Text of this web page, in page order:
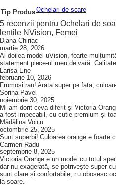
Tip ProdusOchelari de soare
5 recenzii pentru Ochelari de
lentile NVision, Femei
Diana Chiriac
martie 28, 2026
Al doilea model uVision, foarte
statement piece-ul meu de vară.
Larisa Ene
februarie 10, 2026
Frumoși rau! Arata super pe fata,
Sorina Pavel
noiembrie 30, 2025
Mi-am dorit ceva diferit și Victoria
a fost impecabil, cu cutie premium și
Mădălina Voicu
octombrie 25, 2025
Sunt superbi! Culoarea orange e foarte
Carmen Radu
septembrie 8, 2025
Victoria Orange e un model cu totul
dar nu exagerată, se potrivește super
sunt clare și confortabile, nu obosesc
la soare.